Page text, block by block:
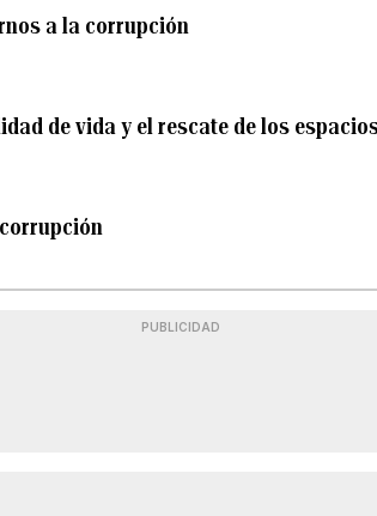
a la corrupción
de vida y el rescate de los
PUBLICIDAD